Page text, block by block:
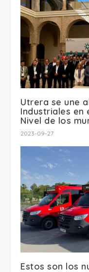
Utrera se une
Industriales en
Nivel de los
2023-09-27
Estos son los